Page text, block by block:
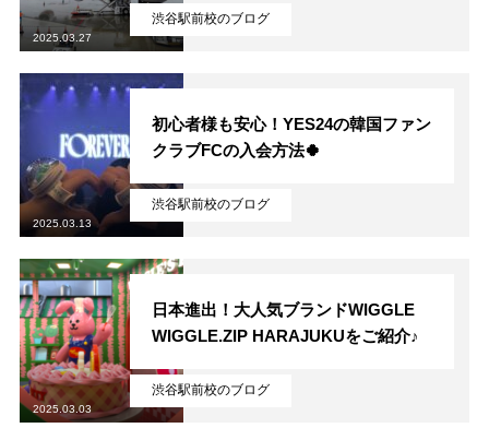
渋谷駅前校のブログ
2025.03.27
渋谷駅前校のブログ
初心者様も安心！YES24の韓国ファン
クラブFCの入会方法🍀
2025.03.13
渋谷駅前校のブログ
日本進出！大人気ブランドWIGGLE
WIGGLE.ZIP HARAJUKUをご紹介♪
2025.03.03